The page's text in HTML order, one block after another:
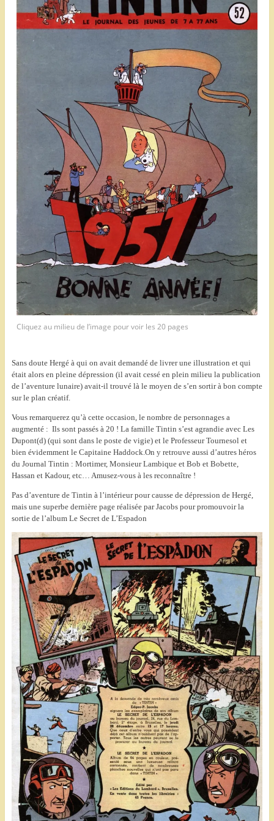
Cliquez au milieu de l’image pour voir les 20 pages
Sans doute Hergé à qui on avait demandé de livrer une illustration et qui
était alors en pleine dépression (il avait cessé en plein milieu la publication
de l’aventure lunaire) avait-il trouvé là le moyen de s’en sortir à bon compte
sur le plan créatif.
Vous remarquerez qu’à cette occasion, le nombre de personnages a
augmenté : Ils sont passés à 20 ! La famille Tintin s’est agrandie avec Les
Dupont(d) (qui sont dans le poste de vigie) et le Professeur Tournesol et
bien évidemment le Capitaine Haddock.On y retrouve aussi d’autres héros
du Journal Tintin : Mortimer, Monsieur Lambique et Bob et Bobette,
Hassan et Kadour, etc… Amusez-vous à les reconnaître !
Pas d’aventure de Tintin à l’intérieur pour causse de dépression de Hergé,
mais une superbe dernière page réalisée par Jacobs pour promouvoir la
sortie de l’album Le Secret de L’Espadon